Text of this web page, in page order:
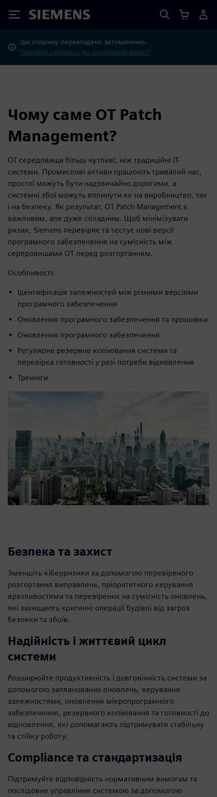
Siemens
Цю сторінку перекладено автоматично.
Перейти натомість до англійської версії?
Чому саме OT Patch
Management?
ОТ середовища більш чутливі, ніж традиційні ІТ-
системи. Промислові активи працюють тривалий час,
простої можуть бути надзвичайно дорогими, а
системні збої можуть вплинути як на виробництво, так
і на безпеку. Як результат, OT Patch Management є
важливим, але дуже складним. Щоб мінімізувати
ризик, Siemens перевіряє та тестує нові версії
програмного забезпечення на сумісність між
середовищами OT перед розгортанням.
Особливості:
Ідентифікація залежностей між різними версіями
програмного забезпечення
Оновлення програмного забезпечення та прошивки
Оновлення програмного забезпечення
Регулярне резервне копіювання системи та
перевірка готовності у разі потреби відновлення
Тренінги
Безпека та захист
Зменшіть кіберризики за допомогою перевіреного
розгортання виправлень, пріоритетного керування
вразливостями та перевірених на сумісність оновлень,
які захищають критичні операції будівлі від загроз
безпеки та збоїв.
Надійність і життєвий цикл
системи
Розширюйте продуктивність і довговічність системи за
допомогою запланованих оновлень, керування
залежностями, оновлення мікропрограмного
забезпечення, резервного копіювання та готовності до
відновлення, які допомагають підтримувати стабільну
та стійку роботу.
Compliance та стандартизація
Підтримуйте відповідність нормативним вимогам та
послідовне управління системою за допомогою